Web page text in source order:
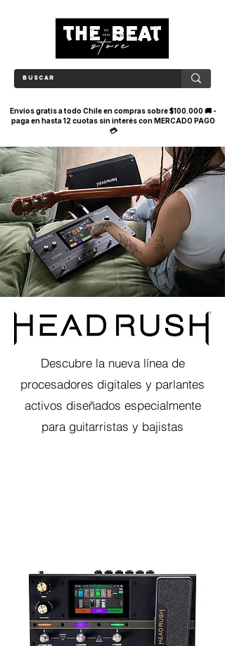
Envíos gratis a todo Chile en compras sobre $100.000 🚚 -
paga en hasta 12 cuotas sin interés con MERCADO PAGO
💳
Descubre la nueva línea de
procesadores digitales y parlantes
activos diseñados especialmente
para guitarristas y bajistas